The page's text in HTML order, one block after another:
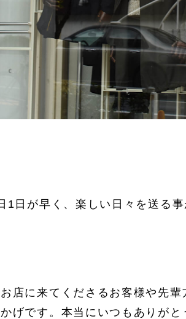
1日が早く、楽しい日々を送る
店に来てくださるお客様や先
げです。本当にいつもありが